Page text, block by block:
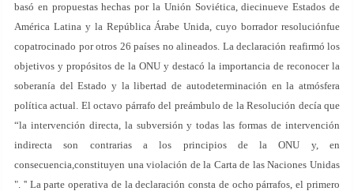
basó en propuestas hechas por la Unión Soviética, diecinueve Estados de
América Latina y la República Árabe Unida, cuyo borrador resoluciónfue
copatrocinado por otros 26 países no alineados. La declaración reafirmó los
objetivos y propósitos de la ONU y destacó la importancia de reconocer la
soberanía del Estado y la libertad de autodeterminación en la atmósfera
política actual. El octavo párrafo del preámbulo de la Resolución decía que
“la intervención directa, la subversión y todas las formas de intervención
indirecta son contrarias a los principios de la ONU y, en
consecuencia,constituyen una violación de la Carta de las Naciones Unidas
". '' La parte operativa de la declaración consta de ocho párrafos, el primero